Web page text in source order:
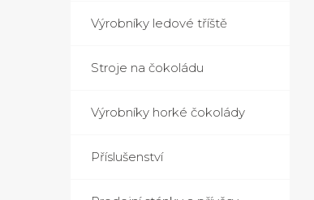
Výrobníky ledové tříště
Stroje na čokoládu
Výrobníky horké čokolády
Příslušenství